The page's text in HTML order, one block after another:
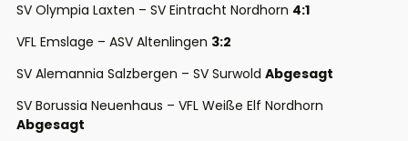
SV Olympia Laxten – SV Eintracht Nordhorn 4:1
VFL Emslage – ASV Altenlingen 3:2
SV Alemannia Salzbergen – SV Surwold Abgesagt
SV Borussia Neuenhaus – VFL Weiße Elf Nordhorn
Abgesagt